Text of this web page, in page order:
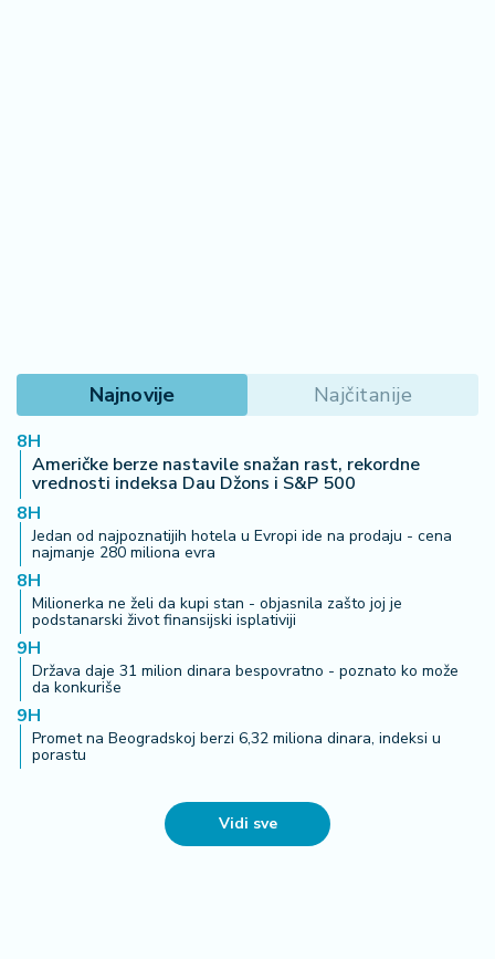
Najnovije Najčitanije
8H
Američke berze nastavile snažan rast, rekordne
vrednosti indeksa Dau Džons i S&P 500
8H
Jedan od najpoznatijih hotela u Evropi ide na prodaju - cena
najmanje 280 miliona evra
8H
Milionerka ne želi da kupi stan - objasnila zašto joj je
podstanarski život finansijski isplativiji
9H
Država daje 31 milion dinara bespovratno - poznato ko može
da konkuriše
9H
Promet na Beogradskoj berzi 6,32 miliona dinara, indeksi u
porastu
Vidi sve